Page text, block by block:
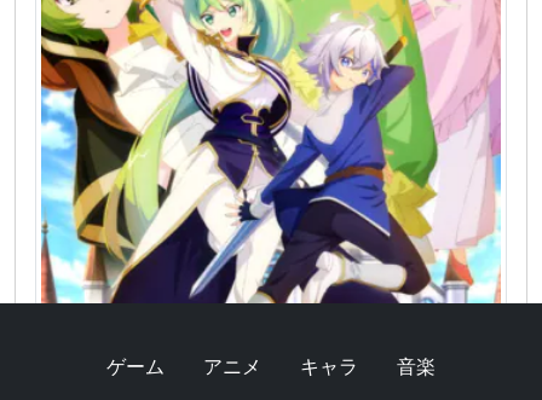
ゲーム アニメ キャラ 音楽